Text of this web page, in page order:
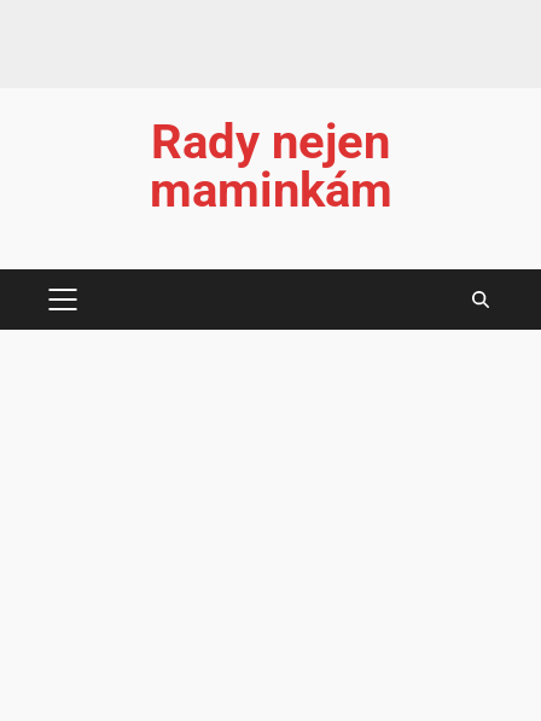
Rady nejen
maminkám